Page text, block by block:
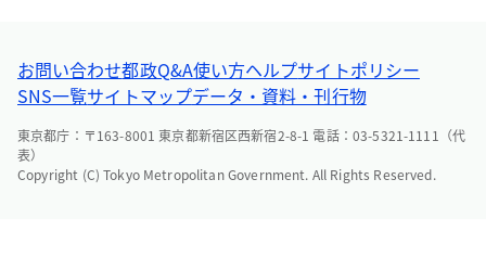
お問い合わせ都政Q&A使い方ヘルプサイトポリシー
SNS一覧サイトマップデータ・資料・刊行物
東京都庁：〒163-8001 東京都新宿区西新宿2-8-1 電話：03-5321-1111（代
表）
Copyright (C) Tokyo Metropolitan Government. All Rights Reserved.